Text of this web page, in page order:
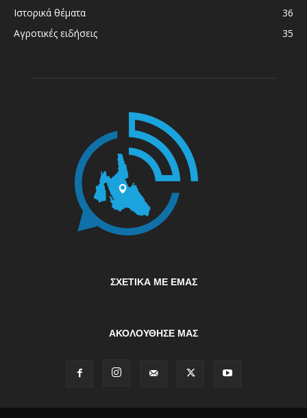
Ιστορικά θέματα
36
Αγροτικές ειδήσεις
35
ΣΧΕΤΙΚΆ ΜΕ ΕΜΆΣ
ΑΚΟΛΟΥΘΗΣΕ ΜΑΣ